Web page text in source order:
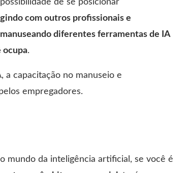
de se posicionar
com outros profissionais e
manuseando diferentes ferramentas de IA
ocupa.
a capacitação no manuseio e
empregadores.
mundo da inteligência artificial, se você é